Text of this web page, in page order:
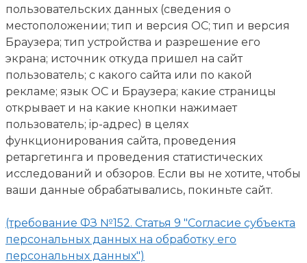
пользовательских данных (сведения о
местоположении; тип и версия ОС; тип и версия
Браузера; тип устройства и разрешение его
экрана; источник откуда пришел на сайт
пользователь; с какого сайта или по какой
рекламе; язык ОС и Браузера; какие страницы
открывает и на какие кнопки нажимает
пользователь; ip-адрес) в целях
функционирования сайта, проведения
ретаргетинга и проведения статистических
исследований и обзоров. Если вы не хотите, чтобы
ваши данные обрабатывались, покиньте сайт.
(требование ФЗ №152. Статья 9 "Согласие субъекта
персональных данных на обработку его
персональных данных")